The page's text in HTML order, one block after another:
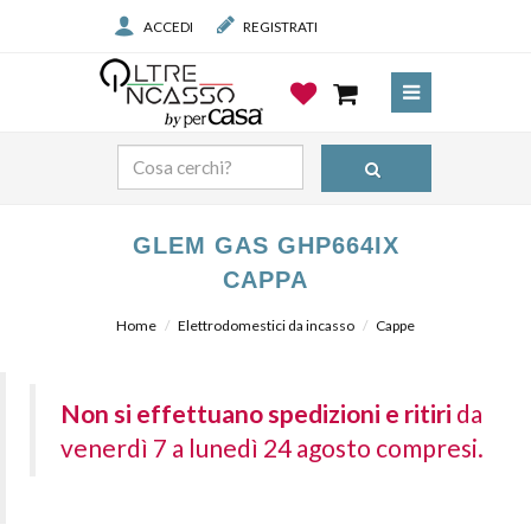
ACCEDI REGISTRATI
GLEM GAS GHP664IX
CAPPA
Home Elettrodomestici da incasso Cappe
Non si effettuano spedizioni e ritiri da
venerdì 7 a lunedì 24 agosto compresi.